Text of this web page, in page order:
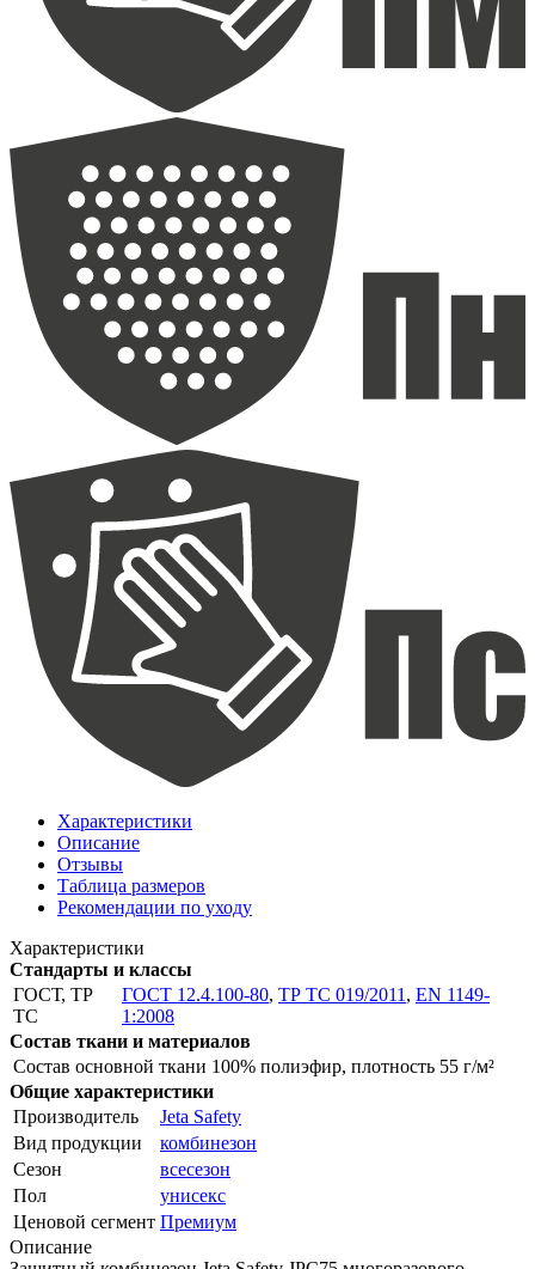
Характеристики
Описание
Отзывы
Таблица размеров
Рекомендации по уходу
Характеристики
Стандарты и классы
ГОСТ, ТР
ТС
ГОСТ 12.4.100-80, ТР ТС 019/2011 , EN 1149-
1:2008
Состав ткани и материалов
Состав основной ткани 100% полиэфир, плотность 55 г/м²
Общие характеристики
Производитель
Jeta Safety
Вид продукции
комбинезон
Сезон
всесезон
Пол
унисекс
Ценовой сегмент Премиум
Описание